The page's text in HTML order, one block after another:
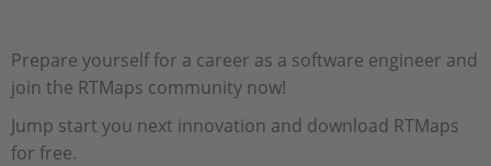
인재채용
Prepare yourself for a career as a software engineer and
join the RTMaps community now!
Jump start you next innovation and download RTMaps
for free.